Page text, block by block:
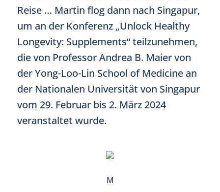
Reise … Martin flog dann nach Singapur,
um an der Konferenz „Unlock Healthy
Longevity: Supplements“ teilzunehmen,
die von Professor Andrea B. Maier von
der Yong-Loo-Lin School of Medicine an
der Nationalen Universität von Singapur
vom 29. Februar bis 2. März 2024
veranstaltet wurde.
M